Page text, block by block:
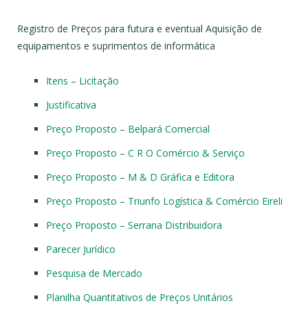
Registro de Preços para futura e eventual Aquisição de
equipamentos e suprimentos de informática
Itens – Licitação
Justificativa
Preço Proposto – Belpará Comercial
Preço Proposto – C R O Comércio & Serviço
Preço Proposto – M & D Gráfica e Editora
Preço Proposto – Triunfo Logística & Comércio Eireli
Preço Proposto – Serrana Distribuidora
Parecer Jurídico
Pesquisa de Mercado
Planilha Quantitativos de Preços Unitários